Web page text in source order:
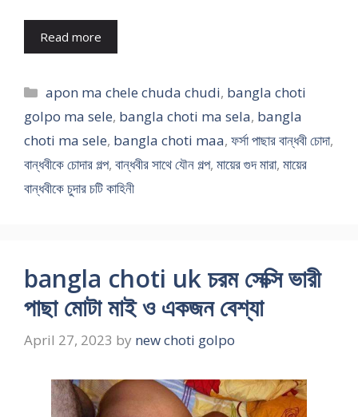
Read more
Categories
apon ma chele chuda chudi, bangla choti
golpo ma sele, bangla choti ma sela, bangla
choti ma sele, bangla choti maa, ফর্সা পাছার বান্ধবী চোদা,
বান্ধবীকে চোদার গল্প, বান্ধবীর সাথে যৌন গল্প, মায়ের গুদ মারা, মায়ের
বান্ধবীকে চুদার চটি কাহিনী
bangla choti uk চরম সেক্সি ভারী
পাছা মোটা মাই ও একজন বেশ্যা
April 27, 2023 by new choti golpo